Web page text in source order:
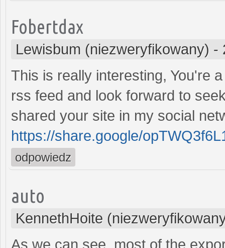
Fobertdax
Lewisbum (niezweryfikowany) -
This is really interesting, You're
rss feed and look forward to
shared your site in my social
https://share.google/
odpowiedz
auto
KennethHoite
As we can see, most of the